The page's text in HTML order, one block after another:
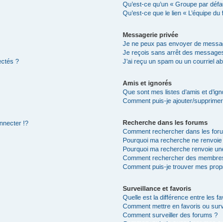
?
!?
Qu’est-ce qu’un « Groupe par
Qu’est-ce que le lien « L’équipe du
Messagerie privée
Je ne peux pas envoyer de
Je reçois sans arrêt des
J’ai reçu un spam ou un courriel
Amis et ignorés
Que sont mes listes d’amis et
Comment puis-je ajouter/
Recherche dans les forums
Comment rechercher dans les
Pourquoi ma recherche ne
Pourquoi ma recherche renvoie
Comment rechercher des
Comment puis-je trouver mes
Surveillance et favoris
Quelle est la différence entre les
Comment mettre en favoris ou
Comment surveiller des forums ?